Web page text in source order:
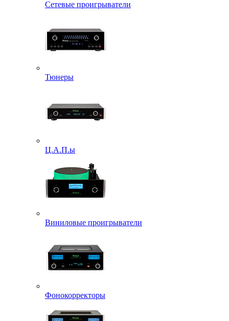
Сетевые проигрыватели
Тюнеры
Ц.А.П.ы
Виниловые проигрыватели
Фонокорректоры